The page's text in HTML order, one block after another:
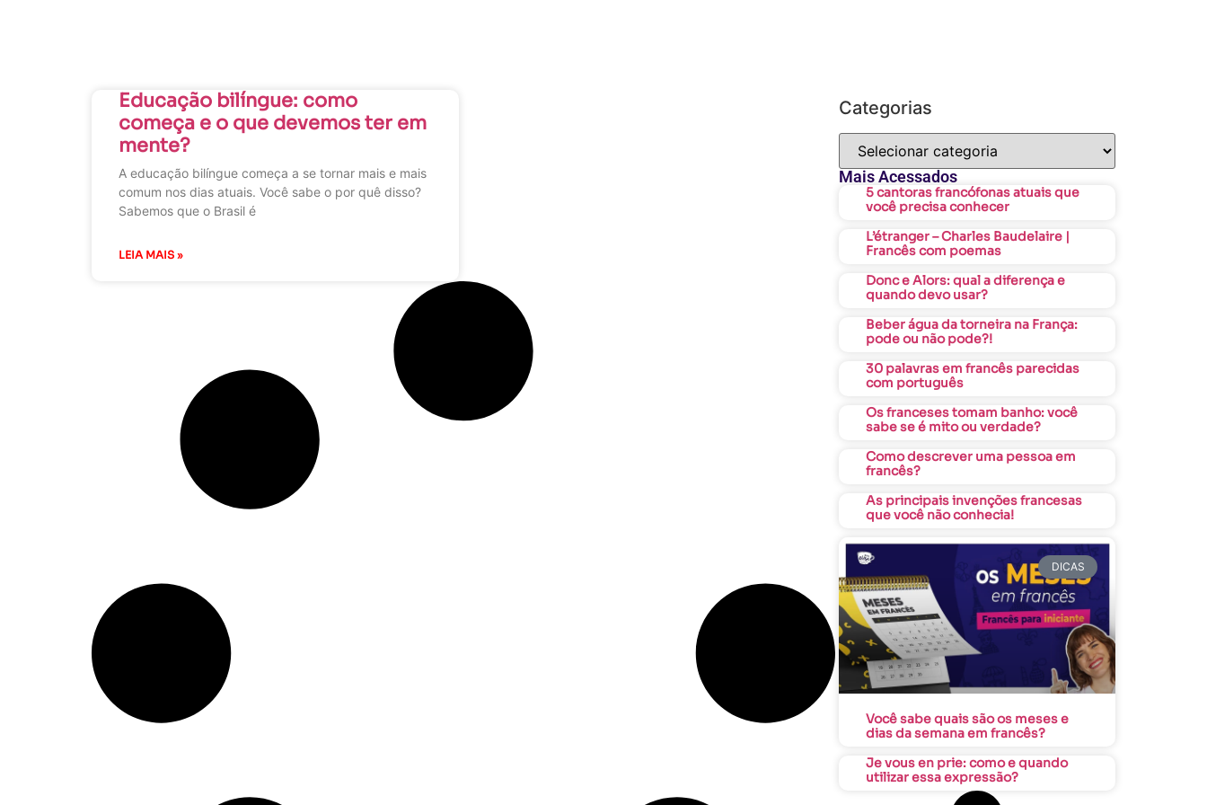
Educação bilíngue: como
começa e o que devemos ter em
mente?
A educação bilíngue começa a se tornar mais e mais
comum nos dias atuais. Você sabe o por quê disso?
Sabemos que o Brasil é
LEIA MAIS »
Categorias
Mais Acessados
5 cantoras francófonas atuais que
você precisa conhecer
L’étranger – Charles Baudelaire |
Francês com poemas
Donc e Alors: qual a diferença e
quando devo usar?
Beber água da torneira na França:
pode ou não pode?!
30 palavras em francês parecidas
com português
Os franceses tomam banho: você
sabe se é mito ou verdade?
Como descrever uma pessoa em
francês?
As principais invenções francesas
que você não conhecia!
DICAS
Você sabe quais são os meses e
dias da semana em francês?
Je vous en prie: como e quando
utilizar essa expressão?